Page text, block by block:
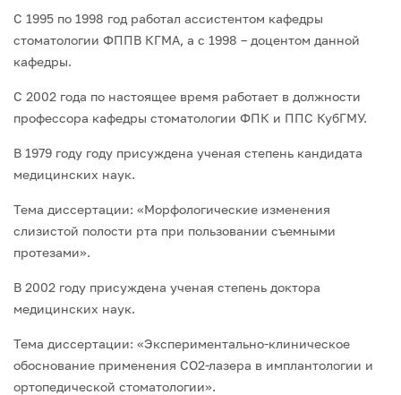
С 1995 по 1998 год работал ассистентом кафедры
стоматологии ФППВ КГМА, а с 1998 – доцентом данной
кафедры.
С 2002 года по настоящее время работает в должности
профессора кафедры стоматологии ФПК и ППС КубГМУ.
В 1979 году году присуждена ученая степень кандидата
медицинских наук.
Тема диссертации: «Морфологические изменения
слизистой полости рта при пользовании съемными
протезами».
В 2002 году присуждена ученая степень доктора
медицинских наук.
Тема диссертации: «Экспериментально-клиническое
обоснование применения СО2-лазера в имплантологии и
ортопедической стоматологии».